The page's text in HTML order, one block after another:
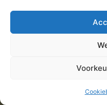
Auteursrecht © 2026 KNV